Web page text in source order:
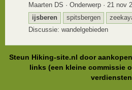
Maarten DS Onderwerp 21 nov
ijsberen
spitsbergen
Discussie: wandelgebieden
Steun Hiking-site.nl door
links (een kleine commissie